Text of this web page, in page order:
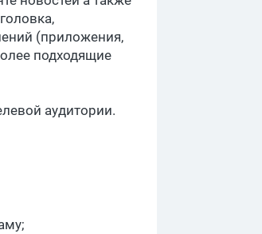
(приложения,
подходящие
аудитории.